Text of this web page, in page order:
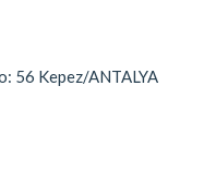
56 Kepez/ANTALYA